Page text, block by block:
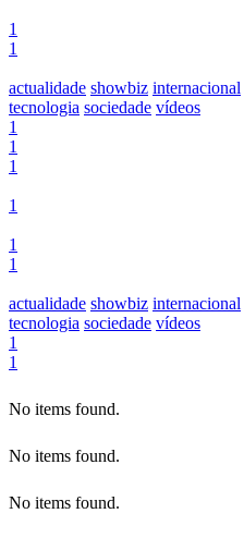
1
1
actualidade showbiz internacional
tecnologia sociedade vídeos
1
1
1
1
1
1
actualidade showbiz internacional
tecnologia sociedade vídeos
1
1
No items found.
No items found.
No items found.